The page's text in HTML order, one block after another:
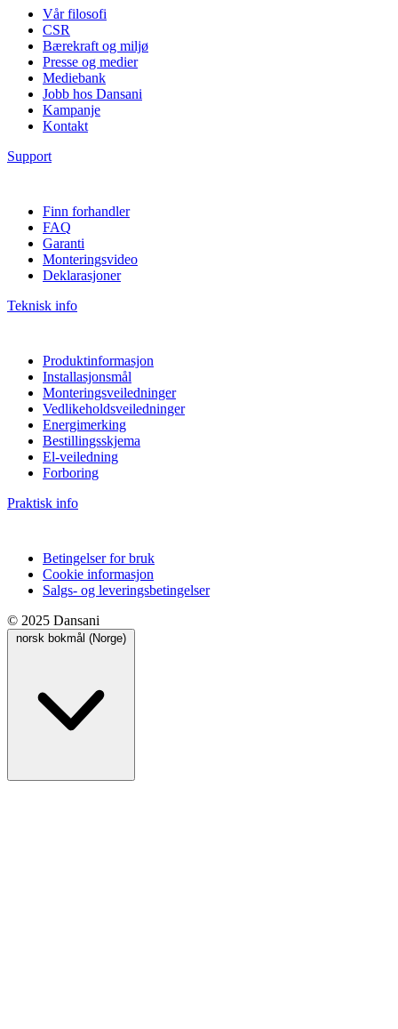
Vår filosofi
CSR
Bærekraft og miljø
Presse og medier
Mediebank
Jobb hos Dansani
Kampanje
Kontakt
Support
Finn forhandler
FAQ
Garanti
Monteringsvideo
Deklarasjoner
Teknisk info
Produktinformasjon
Installasjonsmål
Monteringsveiledninger
Vedlikeholdsveiledninger
Energimerking
Bestillingsskjema
El-veiledning
Forboring
Praktisk info
Betingelser for bruk
Cookie informasjon
Salgs- og leveringsbetingelser
© 2025 Dansani
norsk bokmål (Norge)